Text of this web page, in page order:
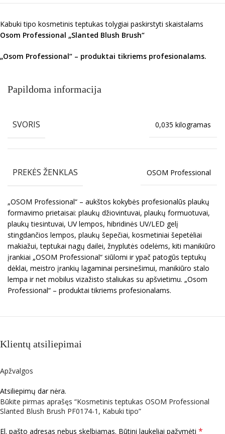
Kabuki tipo kosmetinis teptukas tolygiai paskirstyti skaistalams
Osom Professional „Slanted Blush Brush“
„Osom Professional“ – produktai tikriems profesionalams.
Papildoma informacija
SVORIS 0,035 kilogramas
PREKĖS ŽENKLAS OSOM Professional
„OSOM Professional“ – aukštos kokybės profesionalūs plaukų
formavimo prietaisai: plaukų džiovintuvai, plaukų formuotuvai,
plaukų tiesintuvai, UV lempos, hibridinės UV/LED gelį
stingdančios lempos, plaukų šepečiai, kosmetiniai šepetėliai
makiažui, teptukai nagų dailei, žnyplutės odelėms, kiti manikiūro
įrankiai „OSOM Professional“ siūlomi ir ypač patogūs teptukų
dėklai, meistro įrankių lagaminai persinešimui, manikiūro stalo
lempa ir net mobilus vizažisto staliukas su apšvietimu. „Osom
Professional“ – produktai tikriems profesionalams.
Klientų atsiliepimai
Apžvalgos
Atsiliepimų dar nėra.
Būkite pirmas aprašęs “Kosmetinis teptukas OSOM Professional
Slanted Blush Brush PF0174-1, Kabuki tipo”
El. pašto adresas nebus skelbiamas. Būtini laukeliai pažymėti *